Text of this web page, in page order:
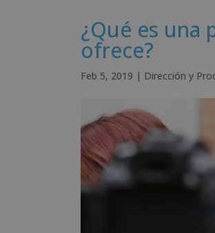
¿Qué es una
ofrece?
Feb 5, 2019 | Dirección y